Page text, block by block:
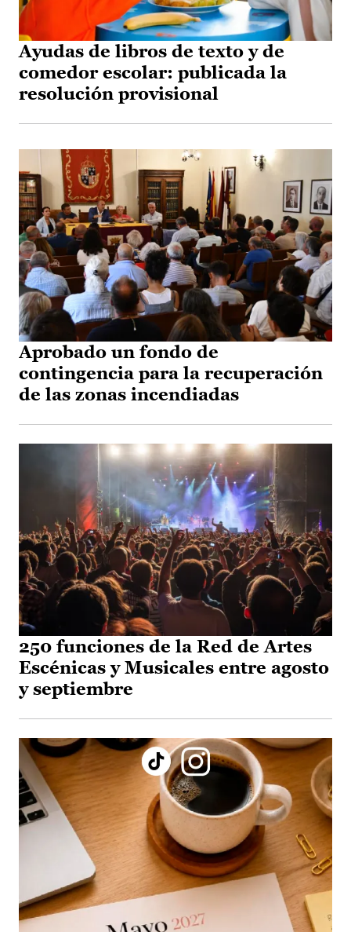
Ayudas de libros de texto y de
comedor escolar: publicada la
resolución provisional
Aprobado un fondo de
contingencia para la recuperación
de las zonas incendiadas
250 funciones de la Red de Artes
Escénicas y Musicales entre agosto
y septiembre